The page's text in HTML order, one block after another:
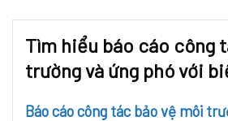
Tìm hiểu báo cáo công
trường và ứng phó với
Báo cáo công tác bảo vệ môi